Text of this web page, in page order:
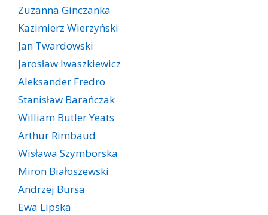
Zuzanna Ginczanka
Kazimierz Wierzyński
Jan Twardowski
Jarosław Iwaszkiewicz
Aleksander Fredro
Stanisław Barańczak
William Butler Yeats
Arthur Rimbaud
Wisława Szymborska
Miron Białoszewski
Andrzej Bursa
Ewa Lipska